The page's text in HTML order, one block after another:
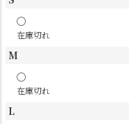
〇
在庫切れ
M
〇
在庫切れ
L